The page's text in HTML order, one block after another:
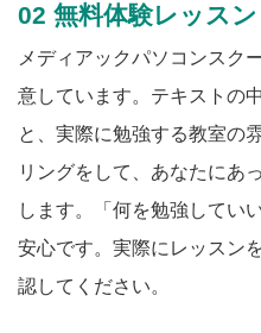
02 無料体験レッス
メディアックパソコンスク
意しています。テキストの
と、実際に勉強する教室の
リングをして、あなたにあ
します。「何を勉強してい
安心です。実際にレッスン
認してください。